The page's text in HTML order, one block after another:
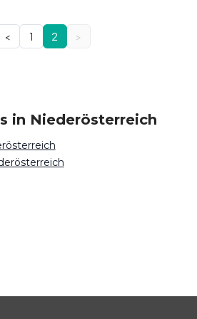
< 1 2 >
in Niederösterreich